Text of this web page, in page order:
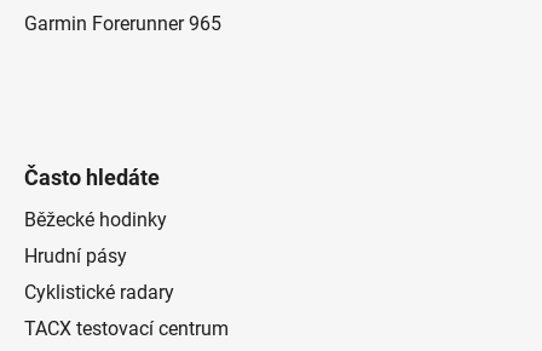
Garmin Forerunner 965
Často hledáte
Běžecké hodinky
Hrudní pásy
Cyklistické radary
TACX testovací centrum